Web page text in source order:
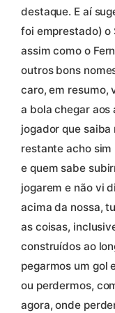
destaque. E aí
foi emprestado) o
assim como o
outros bons
caro, em resumo,
a bola chegar
jogador que
restante acho
e quem sabe
jogarem e não vi
acima da nossa,
as coisas,
construídos ao
pegarmos um gol
ou perdermos,
agora, onde